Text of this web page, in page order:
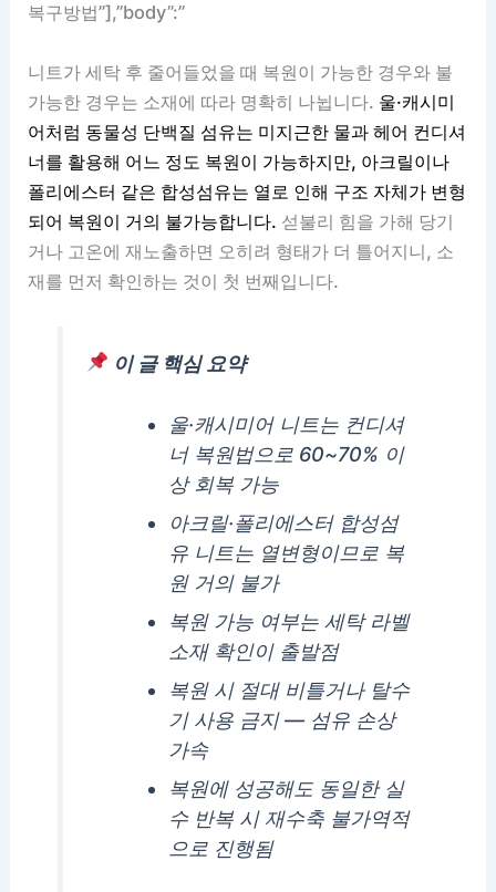
복구방법”],”body”:”
니트가 세탁 후 줄어들었을 때 복원이 가능한 경우와 불
가능한 경우는 소재에 따라 명확히 나뉩니다. 울·캐시미
어처럼 동물성 단백질 섬유는 미지근한 물과 헤어 컨디셔
너를 활용해 어느 정도 복원이 가능하지만, 아크릴이나
폴리에스터 같은 합성섬유는 열로 인해 구조 자체가 변형
되어 복원이 거의 불가능합니다. 섣불리 힘을 가해 당기
거나 고온에 재노출하면 오히려 형태가 더 틀어지니, 소
재를 먼저 확인하는 것이 첫 번째입니다.
이 글 핵심 요약
울·캐시미어 니트는 컨디셔
너 복원법으로 60~70% 이
상 회복 가능
아크릴·폴리에스터 합성섬
유 니트는 열변형이므로 복
원 거의 불가
복원 가능 여부는 세탁 라벨
소재 확인이 출발점
복원 시 절대 비틀거나 탈수
기 사용 금지 — 섬유 손상
가속
복원에 성공해도 동일한 실
수 반복 시 재수축 불가역적
으로 진행됨